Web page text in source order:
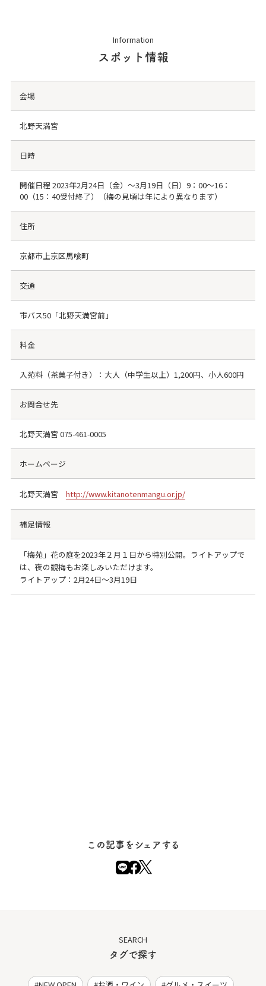
Information
スポット情報
会場
北野天満宮
日時
開催日程 2023年2月24日（金）～3月19日（日）9：00～16：
00（15：40受付終了）（梅の見頃は年により異なります）
住所
京都市上京区馬喰町
交通
市バス50「北野天満宮前」
料金
入苑料（茶菓子付き）：大人（中学生以上）1,200円、小人600円
お問合せ先
北野天満宮 075-461-0005
ホームページ
北野天満宮 http://www.kitanotenmangu.or.jp/
補足情報
「梅苑」花の庭を2023年２月１日から特別公開。ライトアップで
は、夜の観梅もお楽しみいただけます。
ライトアップ：2月24日～3月19日
この記事をシェアする
SEARCH
タグで探す